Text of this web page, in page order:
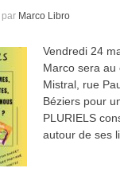
par Marco Libro
Vendredi 24
Marco sera
Mistral, rue
Béziers pour
PLURIELS
autour de ses